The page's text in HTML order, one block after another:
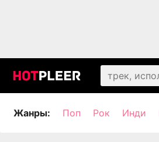
Жанры: Поп Рок Инди